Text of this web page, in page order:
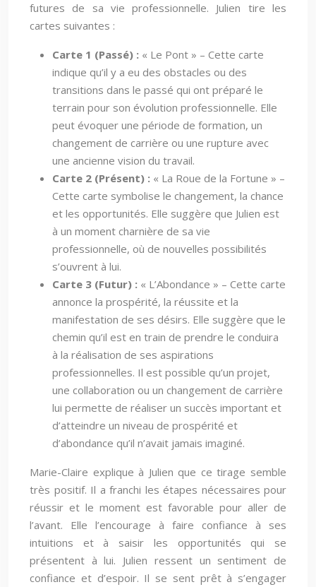
futures de sa vie professionnelle. Julien tire les
cartes suivantes :
Carte 1 (Passé) : « Le Pont » – Cette carte
indique qu’il y a eu des obstacles ou des
transitions dans le passé qui ont préparé le
terrain pour son évolution professionnelle. Elle
peut évoquer une période de formation, un
changement de carrière ou une rupture avec
une ancienne vision du travail.
Carte 2 (Présent) : « La Roue de la Fortune » –
Cette carte symbolise le changement, la chance
et les opportunités. Elle suggère que Julien est
à un moment charnière de sa vie
professionnelle, où de nouvelles possibilités
s’ouvrent à lui.
Carte 3 (Futur) : « L’Abondance » – Cette carte
annonce la prospérité, la réussite et la
manifestation de ses désirs. Elle suggère que le
chemin qu’il est en train de prendre le conduira
à la réalisation de ses aspirations
professionnelles. Il est possible qu’un projet,
une collaboration ou un changement de carrière
lui permette de réaliser un succès important et
d’atteindre un niveau de prospérité et
d’abondance qu’il n’avait jamais imaginé.
Marie-Claire explique à Julien que ce tirage semble
très positif. Il a franchi les étapes nécessaires pour
réussir et le moment est favorable pour aller de
l’avant. Elle l’encourage à faire confiance à ses
intuitions et à saisir les opportunités qui se
présentent à lui. Julien ressent un sentiment de
confiance et d’espoir. Il se sent prêt à s’engager